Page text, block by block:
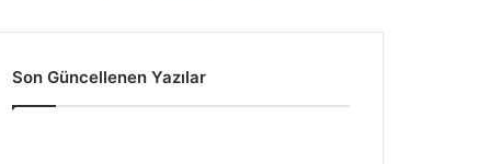
e
T
t
T
Son Güncellenen Yazılar